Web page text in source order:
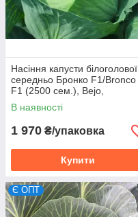
Насіння капусти білоголової
середньо Бронко F1/Bronco
F1 (2500 сем.), Bejo,
Нідерланди
В наявності
1 970 ₴/упаковка
Купити
Є ОПТ